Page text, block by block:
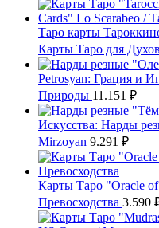
Таро карты
Карты Таро для
Petrosyan: Грация и
Природы 11.151 ₽
Искусства: Нарды
Mirzoyan 9.291 ₽
Карты Таро "Oracle
Превосходства 3.590